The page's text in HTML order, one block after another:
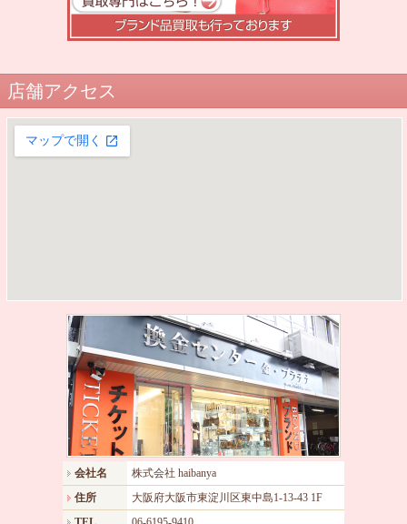
店舗アクセス
会社名
株式会社 haibanya
住所
大阪府大阪市東淀川区東中島1-13-43 1F